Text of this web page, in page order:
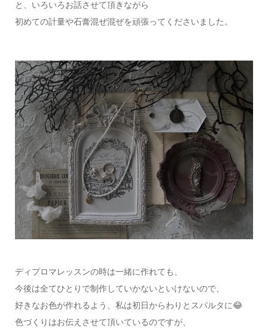
と、いろいろお話させて頂きながら
初めての計量や石膏混ぜ混ぜを頑張ってくださいました。
ディプロマレッスンの時は一緒に作れても、
今後は全てひとりで制作していかないといけないので、
好きなお色が作れるよう、私は初日からわりとスパルタに😂
色づくりはお伝えさせて頂いているのですが、